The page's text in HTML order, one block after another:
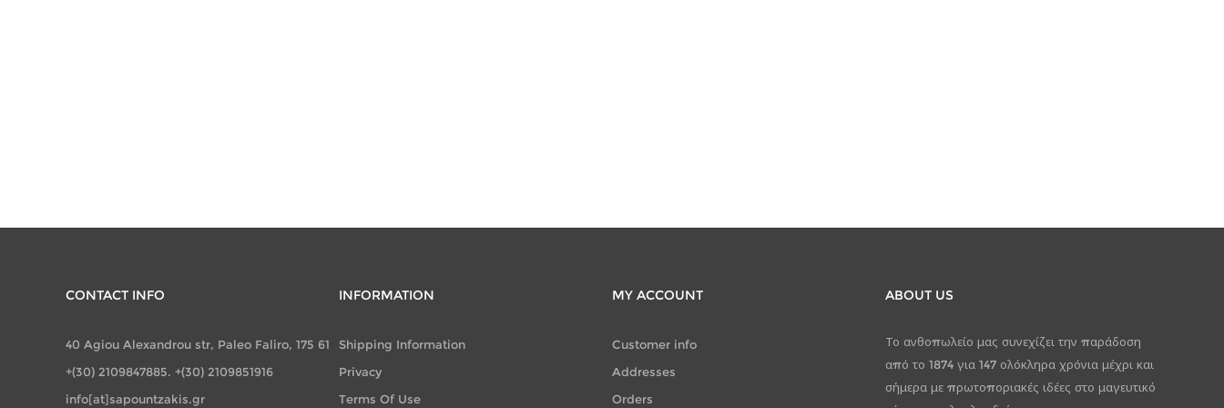
CONTACT INFO
40 Agiou Alexandrou str, Paleo Faliro, 175 61
+(30) 2109847885. +(30) 2109851916
info[at]sapountzakis.gr
INFORMATION
Shipping Information
Privacy
Terms Of Use
MY ACCOUNT
Customer info
Addresses
Orders
ABOUT US
Το ανθοπωλείο μας συνεχίζει την παράδοση
από το 1874 για 147 ολόκληρα χρόνια μέχρι και
σήμερα με πρωτοποριακές ιδέες στο μαγευτικό